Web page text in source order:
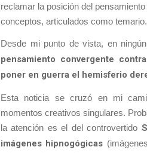
reclamar la posición del
conceptos, articulados como temario.
Desde mi punto de vista, en
pensamiento convergente
poner en guerra el hemisferio
Esta noticia se cruzó en mi
momentos creativos singulares.
la atención es el del controvertido
imágenes hipnogógicas